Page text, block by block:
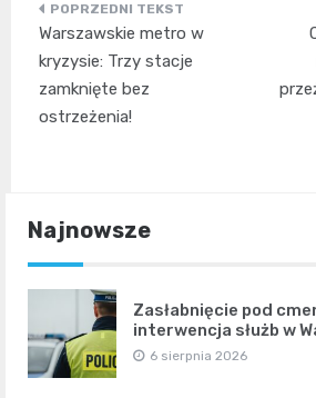
Nawigacja
wpisu
Warszawskie metro w
kryzysie: Trzy stacje
zamknięte bez
ostrzeżenia!
Najnowsze
Zasłabnięcie pod
interwencja służb w
6 sierpnia 2026